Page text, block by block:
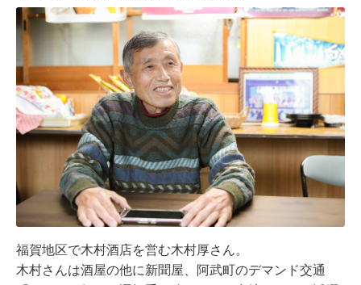
福賀地区で木村酒店を営む木村厚さん。
木村さんは酒屋の他に新聞屋、阿武町のデマンド交通